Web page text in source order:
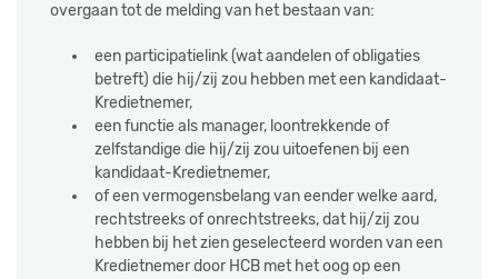
overgaan tot de melding van het bestaan van:
een participatielink (wat aandelen of obligaties
betreft) die hij/zij zou hebben met een kandidaat-
Kredietnemer,
een functie als manager, loontrekkende of
zelfstandige die hij/zij zou uitoefenen bij een
kandidaat-Kredietnemer,
of een vermogensbelang van eender welke aard,
rechtstreeks of onrechtstreeks, dat hij/zij zou
hebben bij het zien geselecteerd worden van een
Kredietnemer door HCB met het oog op een